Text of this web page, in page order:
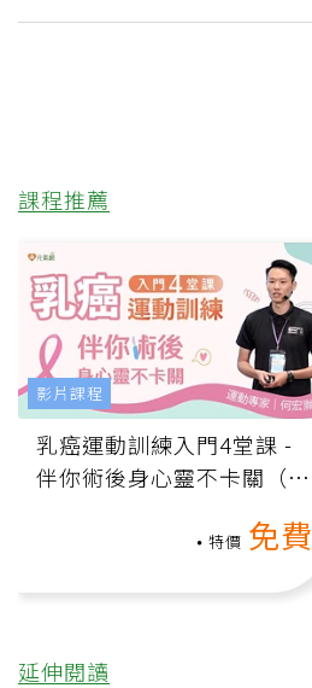
課程推薦
乳癌運動訓練入門4堂課 -
伴你術後身心靈不卡關（線
特價 免費
影片課程
延伸閱讀